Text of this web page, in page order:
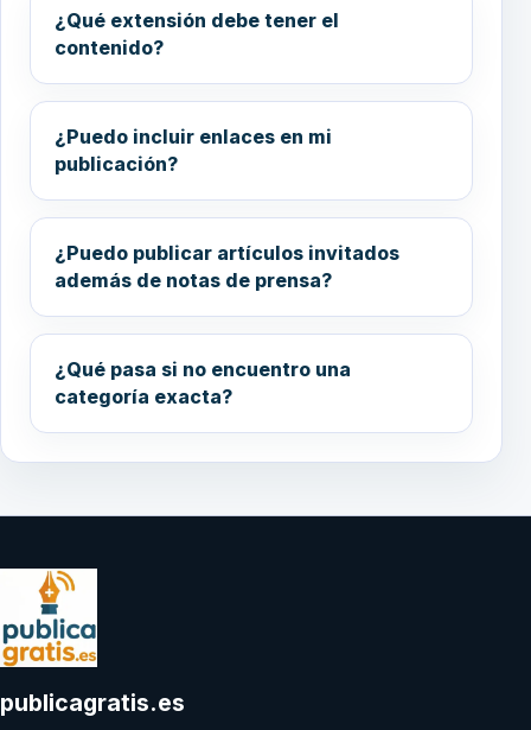
¿Qué extensión debe tener el
contenido?
¿Puedo incluir enlaces en mi
publicación?
¿Puedo publicar artículos invitados
además de notas de prensa?
¿Qué pasa si no encuentro una
categoría exacta?
publicagratis.es